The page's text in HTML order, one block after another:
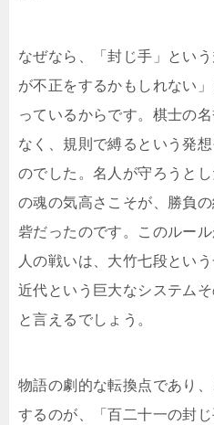
なぜなら、「封じ手」とい
が不正をするかもしれない
っているからです。棋士の
なく、規則で縛るという発
のでした。名人が守ろうと
の魂の気高さこそが、勝負
砦だったのです。このルー
人の戦いは、大竹七段とい
近代という巨大なシステム
と言えるでしょう。
物語の劇的な転換点であり
するのが、「百二十一の封